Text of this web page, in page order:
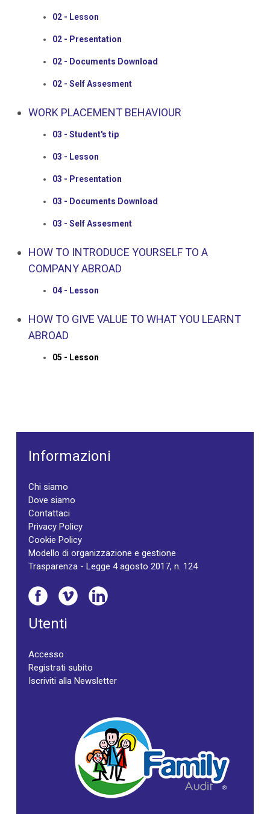
02 - Lesson
02 - Presentation
02 - Documents Download
02 - Self Assesment
WORK PLACEMENT BEHAVIOUR
03 - Student's tip
03 - Lesson
03 - Presentation
03 - Documents Download
03 - Self Assesment
HOW TO INTRODUCE YOURSELF TO A
COMPANY ABROAD
04 - Lesson
HOW TO GIVE VALUE TO WHAT YOU LEARNT
ABROAD
05 - Lesson
Informazioni
Chi siamo
Dove siamo
Contattaci
Privacy Policy
Cookie Policy
Modello di organizzazione e gestione
Trasparenza - Legge 4 agosto 2017, n. 124
Utenti
Accesso
Registrati subito
Iscriviti alla Newsletter